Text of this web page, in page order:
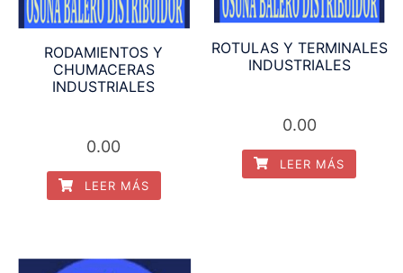
RODAMIENTOS Y
CHUMACERAS
INDUSTRIALES
0.00
LEER MÁS
ROTULAS Y TERMINALES
INDUSTRIALES
0.00
LEER MÁS